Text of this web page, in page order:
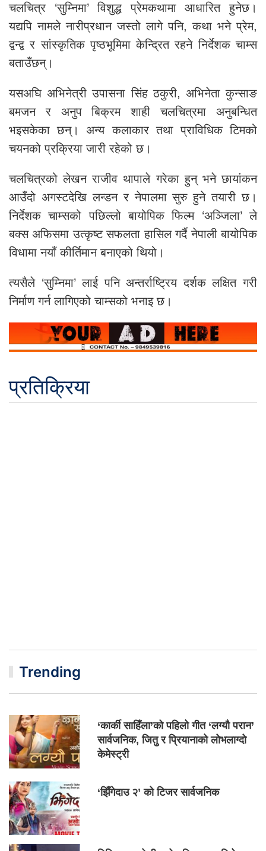
चलचित्र ‘सुम्निमा’ विशुद्ध प्रेमकथामा आधारित हुनेछ।
यद्यपि नामले नारीप्रधान जस्तो लागे पनि, कथा भने प्रेम,
द्वन्द्व र सांस्कृतिक पृष्ठभूमिमा केन्द्रित रहने निर्देशक चाम्स
बताउँछन्।
यसअघि अभिनेत्री उपासना सिंह ठकुरी, अभिनेता कुन्साङ
बमजन र अनुप बिक्रम शाही चलचित्रमा अनुबन्धित
भइसकेका छन्। अन्य कलाकार तथा प्राविधिक टिमको
चयनको प्रक्रिया जारी रहेको छ।
चलचित्रको लेखन राजीव थापाले गरेका हुन् भने छायांकन
आउँदो अगस्टदेखि लन्डन र नेपालमा सुरु हुने तयारी छ।
निर्देशक चाम्सको पछिल्लो बायोपिक फिल्म ‘अञ्जिला’ ले
बक्स अफिसमा उत्कृष्ट सफलता हासिल गर्दै नेपाली बायोपिक
विधामा नयाँ कीर्तिमान बनाएको थियो।
त्यसैले ‘सुम्निमा’ लाई पनि अन्तर्राष्ट्रिय दर्शक लक्षित गरी
निर्माण गर्न लागिएको चाम्सको भनाइ छ।
प्रतिक्रिया
Trending
‘कार्की साहिँला’को पहिलो गीत ‘लग्यौ परान’
सार्वजनिक, जितु र प्रियानाको लोभलाग्दो
केमेस्ट्री
‘झिँगेदाउ २’ को टिजर सार्वजनिक